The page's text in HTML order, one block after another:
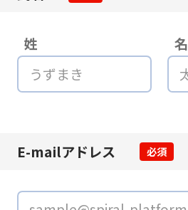
姓 名
E-mailアドレス 必須